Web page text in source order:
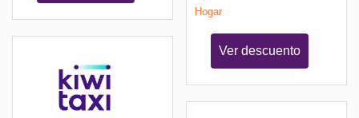
Hogar
Ver descuento